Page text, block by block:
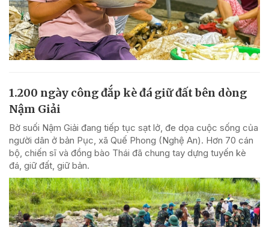
1.200 ngày công đắp kè đá giữ đất bên dòng
Nậm Giải
Bờ suối Nậm Giải đang tiếp tục sạt lở, đe dọa cuộc sống của
người dân ở bản Pục, xã Quế Phong (Nghệ An). Hơn 70 cán
bộ, chiến sĩ và đồng bào Thái đã chung tay dựng tuyến kè
đá, giữ đất, giữ bản.